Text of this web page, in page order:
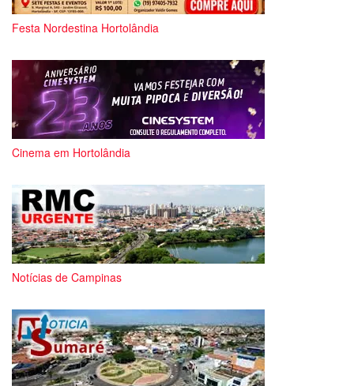
Festa Nordestina Hortolândia
Cinema em Hortolândia
Notícias de Campinas